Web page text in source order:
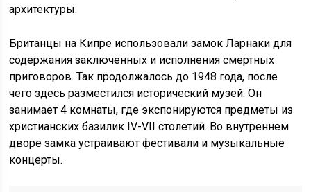
архитектуры.
Британцы на Кипре использовали замок Ларнаки для
содержания заключенных и исполнения смертных
приговоров. Так продолжалось до 1948 года, после
чего здесь разместился исторический музей. Он
занимает 4 комнаты, где экспонируются предметы из
христианских базилик IV-VII столетий. Во внутреннем
дворе замка устраивают фестивали и музыкальные
концерты.